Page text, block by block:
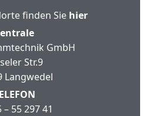
finden Sie hier
GmbH
Str.9
Langwedel
– 55 297 41